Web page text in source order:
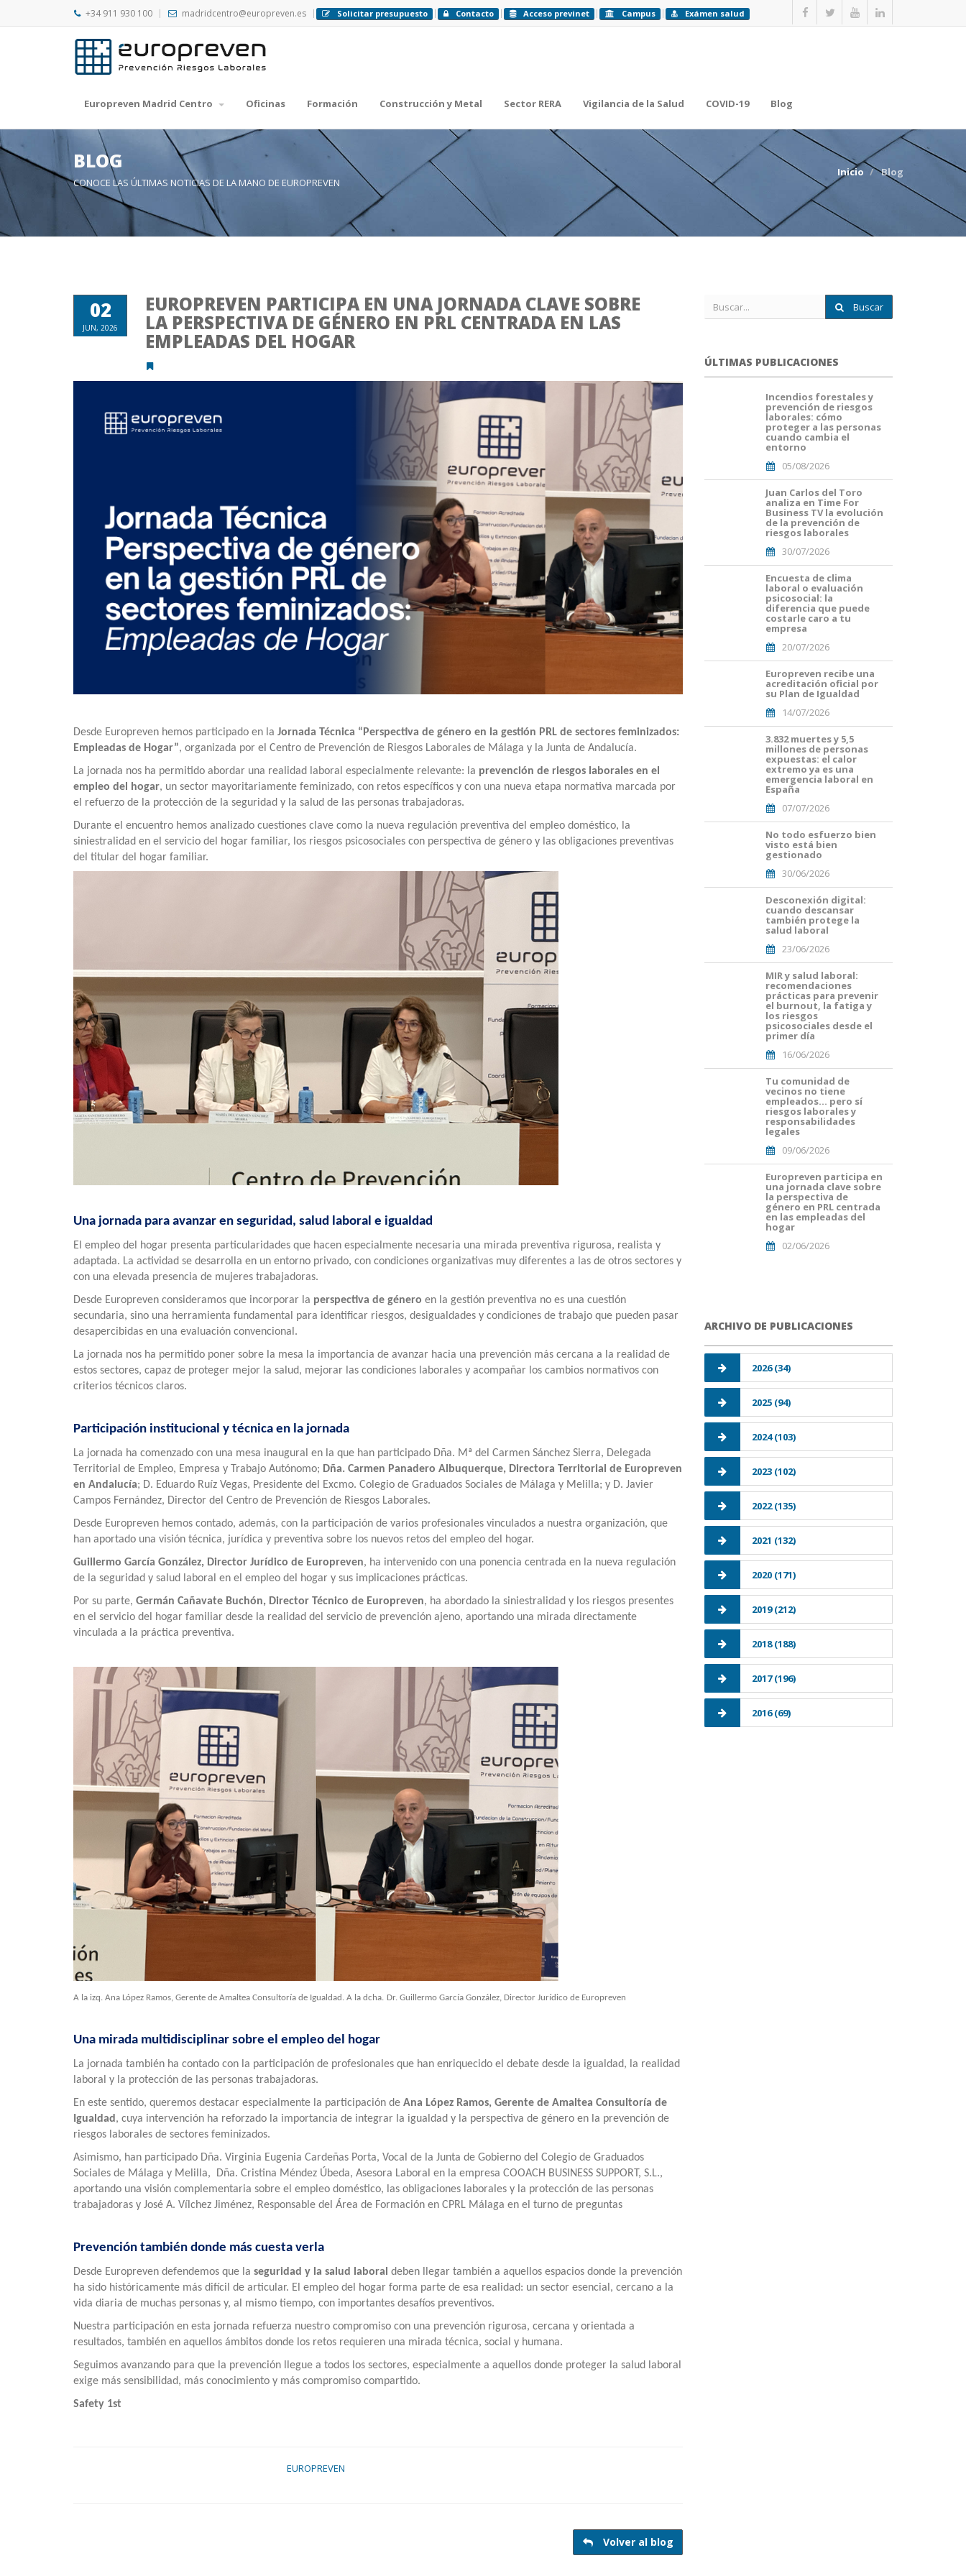
+34 911 930 100 madridcentro@europreven.es Solicitar presupuesto Contacto Acceso previnet Campus Exámen salud
Europreven Madrid Centro Oficinas Formación Construcción y Metal Sector RERA Vigilancia de la Salud COVID-19 Blog
BLOG
CONOCE LAS ÚLTIMAS NOTICIAS DE LA MANO DE EUROPREVEN
Inicio Blog
02
JUN, 2026
EUROPREVEN PARTICIPA EN UNA JORNADA CLAVE SOBRE
LA PERSPECTIVA DE GÉNERO EN PRL CENTRADA EN LAS
EMPLEADAS DEL HOGAR
Desde Europreven hemos participado en la Jornada Técnica “Perspectiva de género en la gestión PRL de sectores feminizados:
Empleadas de Hogar”, organizada por el Centro de Prevención de Riesgos Laborales de Málaga y la Junta de Andalucía.
La jornada nos ha permitido abordar una realidad laboral especialmente relevante: la prevención de riesgos laborales en el
empleo del hogar, un sector mayoritariamente feminizado, con retos específicos y con una nueva etapa normativa marcada por
el refuerzo de la protección de la seguridad y la salud de las personas trabajadoras.
Durante el encuentro hemos analizado cuestiones clave como la nueva regulación preventiva del empleo doméstico, la
siniestralidad en el servicio del hogar familiar, los riesgos psicosociales con perspectiva de género y las obligaciones preventivas
del titular del hogar familiar.
Una jornada para avanzar en seguridad, salud laboral e igualdad
El empleo del hogar presenta particularidades que hacen especialmente necesaria una mirada preventiva rigurosa, realista y
adaptada. La actividad se desarrolla en un entorno privado, con condiciones organizativas muy diferentes a las de otros sectores y
con una elevada presencia de mujeres trabajadoras.
Desde Europreven consideramos que incorporar la perspectiva de género en la gestión preventiva no es una cuestión
secundaria, sino una herramienta fundamental para identificar riesgos, desigualdades y condiciones de trabajo que pueden pasar
desapercibidas en una evaluación convencional.
La jornada nos ha permitido poner sobre la mesa la importancia de avanzar hacia una prevención más cercana a la realidad de
estos sectores, capaz de proteger mejor la salud, mejorar las condiciones laborales y acompañar los cambios normativos con
criterios técnicos claros.
Participación institucional y técnica en la jornada
La jornada ha comenzado con una mesa inaugural en la que han participado Dña. Mª del Carmen Sánchez Sierra, Delegada
Territorial de Empleo, Empresa y Trabajo Autónomo; Dña. Carmen Panadero Albuquerque, Directora Territorial de Europreven
en Andalucía; D. Eduardo Ruíz Vegas, Presidente del Excmo. Colegio de Graduados Sociales de Málaga y Melilla; y D. Javier
Campos Fernández, Director del Centro de Prevención de Riesgos Laborales.
Desde Europreven hemos contado, además, con la participación de varios profesionales vinculados a nuestra organización, que
han aportado una visión técnica, jurídica y preventiva sobre los nuevos retos del empleo del hogar.
Guillermo García González, Director Jurídico de Europreven, ha intervenido con una ponencia centrada en la nueva regulación
de la seguridad y salud laboral en el empleo del hogar y sus implicaciones prácticas.
Por su parte, Germán Cañavate Buchón, Director Técnico de Europreven, ha abordado la siniestralidad y los riesgos presentes
en el servicio del hogar familiar desde la realidad del servicio de prevención ajeno, aportando una mirada directamente
vinculada a la práctica preventiva.
A la izq. Ana López Ramos, Gerente de Amaltea Consultoría de Igualdad. A la dcha. Dr. Guillermo García González, Director Jurídico de Europreven
Una mirada multidisciplinar sobre el empleo del hogar
La jornada también ha contado con la participación de profesionales que han enriquecido el debate desde la igualdad, la realidad
laboral y la protección de las personas trabajadoras.
En este sentido, queremos destacar especialmente la participación de Ana López Ramos, Gerente de Amaltea Consultoría de
Igualdad, cuya intervención ha reforzado la importancia de integrar la igualdad y la perspectiva de género en la prevención de
riesgos laborales de sectores feminizados.
Asimismo, han participado Dña. Virginia Eugenia Cardeñas Porta, Vocal de la Junta de Gobierno del Colegio de Graduados
Sociales de Málaga y Melilla, Dña. Cristina Méndez Úbeda, Asesora Laboral en la empresa COOACH BUSINESS SUPPORT, S.L.,
aportando una visión complementaria sobre el empleo doméstico, las obligaciones laborales y la protección de las personas
trabajadoras y José A. Vílchez Jiménez, Responsable del Área de Formación en CPRL Málaga en el turno de preguntas
Prevención también donde más cuesta verla
Desde Europreven defendemos que la seguridad y la salud laboral deben llegar también a aquellos espacios donde la prevención
ha sido históricamente más difícil de articular. El empleo del hogar forma parte de esa realidad: un sector esencial, cercano a la
vida diaria de muchas personas y, al mismo tiempo, con importantes desafíos preventivos.
Nuestra participación en esta jornada refuerza nuestro compromiso con una prevención rigurosa, cercana y orientada a
resultados, también en aquellos ámbitos donde los retos requieren una mirada técnica, social y humana.
Seguimos avanzando para que la prevención llegue a todos los sectores, especialmente a aquellos donde proteger la salud laboral
exige más sensibilidad, más conocimiento y más compromiso compartido.
Safety 1st
EUROPREVEN
Volver al blog
Buscar
ÚLTIMAS PUBLICACIONES
Incendios forestales y
prevención de riesgos
laborales: cómo
proteger a las personas
cuando cambia el
entorno
05/08/2026
Juan Carlos del Toro
analiza en Time For
Business TV la evolución
de la prevención de
riesgos laborales
30/07/2026
Encuesta de clima
laboral o evaluación
psicosocial: la
diferencia que puede
costarle caro a tu
empresa
20/07/2026
(50).png
Europreven recibe una
acreditación oficial por
su Plan de Igualdad
14/07/2026
3.832 muertes y 5,5
millones de personas
expuestas: el calor
extremo ya es una
emergencia laboral en
España
07/07/2026
(33).png
No todo esfuerzo bien
visto está bien
gestionado
30/06/2026
Desconexión digital:
cuando descansar
también protege la
salud laboral
23/06/2026
MIR y salud laboral:
recomendaciones
prácticas para prevenir
el burnout, la fatiga y
los riesgos
psicosociales desde el
primer día
16/06/2026
Tu comunidad de
vecinos no tiene
empleados… pero sí
riesgos laborales y
responsabilidades
legales
09/06/2026
Europreven participa en
una jornada clave sobre
la perspectiva de
género en PRL centrada
en las empleadas del
hogar
02/06/2026
ARCHIVO DE PUBLICACIONES
2026 (34)
2025 (94)
2024 (103)
2023 (102)
2022 (135)
2021 (132)
2020 (171)
2019 (212)
2018 (188)
2017 (196)
2016 (69)